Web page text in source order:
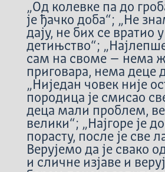
„Од колевке па до
је ђачко доба“; „Не
дају, не бих се вратио у
детињство“;
сам на своме – нема
приговара, нема деце
„Ниједан човек није
породица је смисао
деца мали проблем,
велики“; „Најгоре је
порасту, после је све
Верујемо да је свако
и сличне изјаве и